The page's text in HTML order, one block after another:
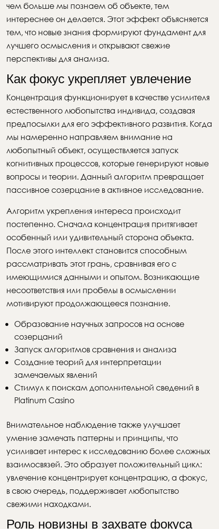
чем больше мы познаем об объекте, тем
интереснее он делается. Этот эффект объясняется
тем, что новые знания формируют фундамент для
лучшего осмысления и открывают свежие
перспективы для анализа.
Как фокус укрепляет увлечение
Концентрация функционирует в качестве усилителя
естественного любопытства индивида, создавая
предпосылки для его эффективного развития. Когда
мы намеренно направляем внимание на
любопытный объект, осуществляется запуск
когнитивных процессов, которые генерируют новые
вопросы и теории. Данный алгоритм превращает
пассивное созерцание в активное исследование.
Алгоритм укрепления интереса происходит
постепенно. Сначала концентрация притягивает
особенный или удивительный сторона объекта.
После этого интеллект становится способным
рассматривать этот грань, сравнивая его с
имеющимися данными и опытом. Возникающие
несоответствия или пробелы в осмыслении
мотивируют продолжающееся познание.
Образование научных запросов на основе
созерцаний
Запуск алгоритмов сравнения и анализа
Создание теорий для интерпретации
замечаемых явлений
Стимул к поискам дополнительной сведений в
Platinum Casino
Внимательное наблюдение также улучшает
умение замечать паттерны и принципы, что
усиливает интерес к исследованию более сложных
взаимосвязей. Это образует положительный цикл:
увлечение концентрирует концентрацию, а фокус,
в свою очередь, поддерживает любопытство
свежими находками.
Роль новизны в захвате фокуса